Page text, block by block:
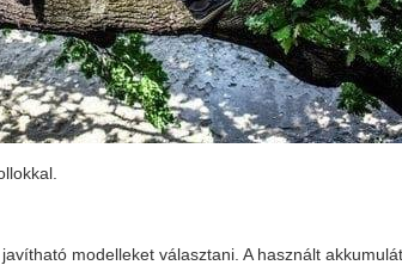
modelleket választani. A használt